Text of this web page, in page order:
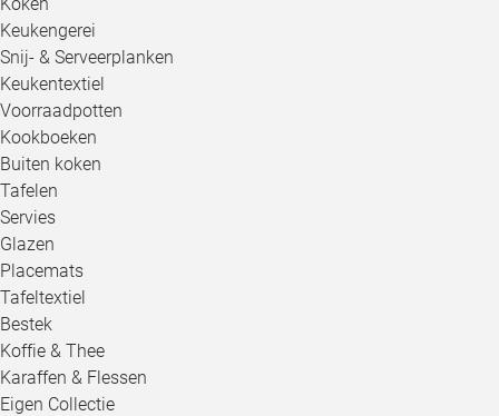
Keukengerei
Snij- & Serveerplanken
Keukentextiel
Voorraadpotten
Kookboeken
Buiten koken
Tafelen
Servies
Glazen
Placemats
Tafeltextiel
Bestek
Koffie & Thee
Karaffen & Flessen
Eigen Collectie